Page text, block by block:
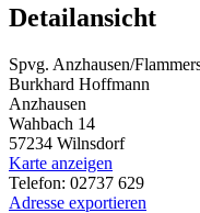
Detailansicht
Spvg. Anzhausen/
Burkhard Hoffmann
Anzhausen
Wahbach 14
57234 Wilnsdorf
Karte anzeigen
Telefon: 02737 629
Adresse exportieren